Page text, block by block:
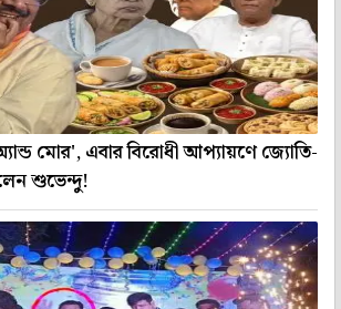
অ্যান্ড মোর', এবার বিরোধী আপ্যায়ণে জ্যোতি-
শুভেন্দু!